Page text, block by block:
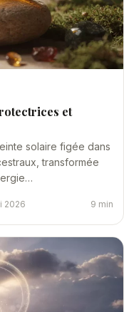
et
solaire figée dans
transformée
2026 9 min